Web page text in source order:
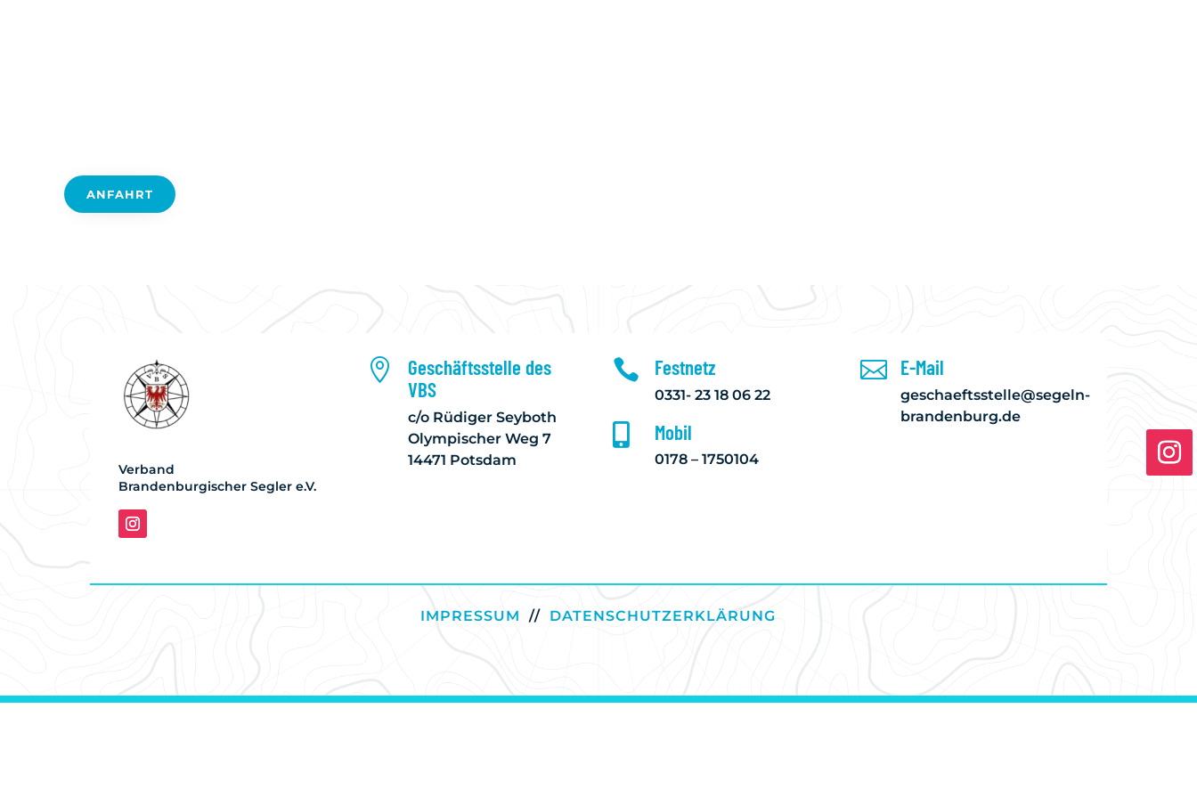
ANFAHRT
Verband
Brandenburgischer Segler e.V.

Geschäftsstelle des
VBS
c/o Rüdiger Seyboth
Olympischer Weg 7
14471 Potsdam
 Festnetz
0331- 23 18 06 22
 Mobil
0178 – 1750104
 E-Mail
geschaeftsstelle@segeln-
brandenburg.de
IMPRESSUM // DATENSCHUTZERKLÄRUNG